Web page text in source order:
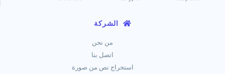
الشركة
من نحن
اتصل بنا
استخراج نص من صورة